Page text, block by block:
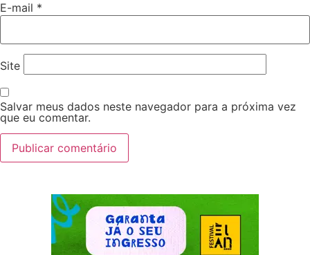
E-mail *
Site
Salvar meus dados neste navegador para a próxima vez
que eu comentar.